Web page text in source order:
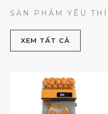
SẢN PHẨM YÊU
XEM TẤT CẢ